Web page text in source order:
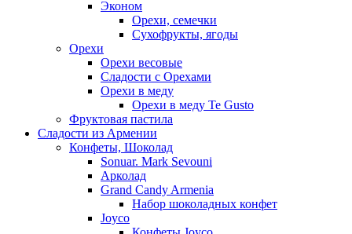
Эконом
Орехи, семечки
Сухофрукты, ягоды
Орехи
Орехи весовые
Сладости с Орехами
Орехи в меду
Орехи в меду Te Gusto
Фруктовая пастила
Сладости из Армении
Конфеты, Шоколад
Sonuar. Mark Sevouni
Арколад
Grand Candy Armenia
Набор шоколадных конфет
Joyco